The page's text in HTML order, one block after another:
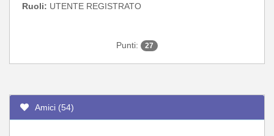
Ruoli: UTENTE REGISTRATO
Punti: 27
Amici (54)